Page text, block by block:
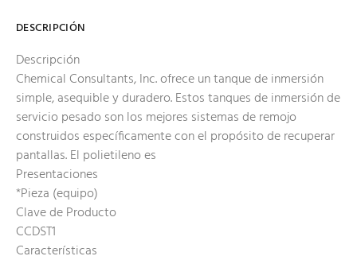
DESCRIPCIÓN
Descripción
Chemical Consultants, Inc. ofrece un tanque de inmersión
simple, asequible y duradero. Estos tanques de inmersión de
servicio pesado son los mejores sistemas de remojo
construidos específicamente con el propósito de recuperar
pantallas. El polietileno es
Presentaciones
*Pieza (equipo)
Clave de Producto
CCDST1
Características